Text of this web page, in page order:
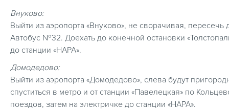
Внуково:
Выйти из аэропорта «Внуково», не сворачивая,
Автобус №32. Доехать до конечной остановки
до станции «НАРА».
Домодедово:
Выйти из аэропорта «Домодедово», слева будут
спуститься в метро и от станции «Павелецкая» по
поездов, затем на электричке до станции «НАРА».